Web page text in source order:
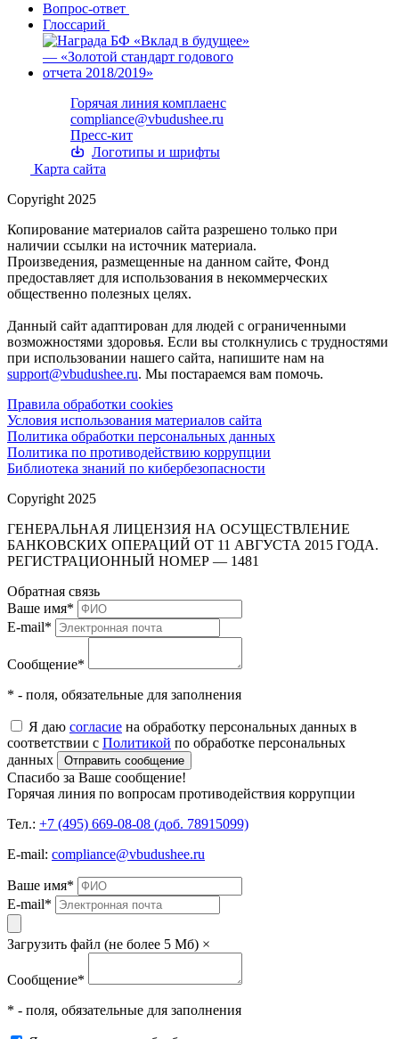
Вопрос-ответ
Глоссарий
Горячая линия комплаенс
compliance@vbudushee.ru
Пресс-кит
Логотипы и шрифты
Карта сайта
Copyright 2025
Копирование материалов сайта разрешено только при
наличии ссылки на источник материала.
Произведения, размещенные на данном сайте, Фонд
предоставляет для использования в некоммерческих
общественно полезных целях.
Данный сайт адаптирован для людей с ограниченными
возможностями здоровья. Если вы столкнулись с трудностями
при использовании нашего сайта, напишите нам на
support@vbudushee.ru. Мы постараемся вам помочь.
Правила обработки cookies
Условия использования материалов сайта
Политика обработки персональных данных
Политика по противодействию коррупции
Библиотека знаний по кибербезопасности
Copyright 2025
ГЕНЕРАЛЬНАЯ ЛИЦЕНЗИЯ НА ОСУЩЕСТВЛЕНИЕ
БАНКОВСКИХ ОПЕРАЦИЙ ОТ 11 АВГУСТА 2015 ГОДА.
РЕГИСТРАЦИОННЫЙ НОМЕР — 1481
Обратная связь
Ваше имя*
E-mail*
Сообщение*
* - поля, обязательные для заполнения
Я даю согласие на обработку персональных данных в
соответствии с Политикой по обработке персональных
данных
Отправить сообщение
Спасибо за Ваше сообщение!
Горячая линия по вопросам противодействия коррупции
Тел.: +7 (495) 669-08-08 (доб. 78915099)
E-mail: compliance@vbudushee.ru
Ваше имя*
E-mail*
Загрузить файл (не более 5 Мб) ×
Сообщение*
* - поля, обязательные для заполнения